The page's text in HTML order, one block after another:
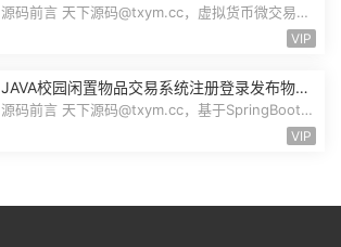
交易现货交易跟单员模式纯英文版源码BitTong
源码前言 天下源码@txym.cc，虚拟货币微交易投
VIP
JAVA校园闲置物品交易系统注册登录发布物品
搜索物品物品交易文章资讯商家管理源码
源码前言 天下源码@txym.cc，基于SpringBoot的
VIP